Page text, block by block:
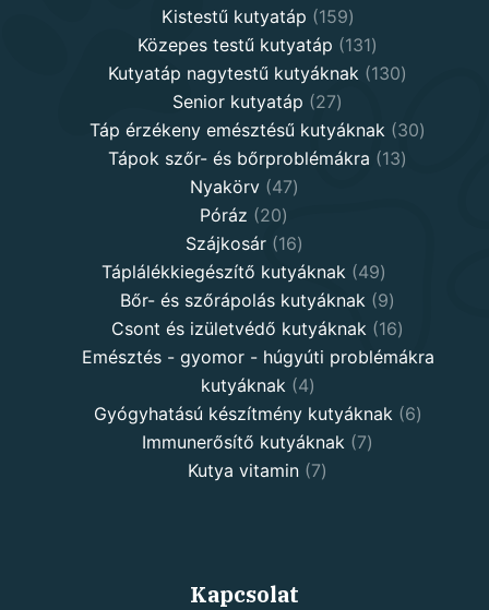
products
Kistestű kutyatáp 159159
products
Közepes testű kutyatáp 131131
products
Kutyatáp nagytestű kutyáknak 130130
Senior kutyatáp 2727
products
Táp érzékeny emésztésű kutyáknak 3030
Tápok szőr- és bőrproblémákra 1313
Nyakörv 4747
Póráz 2020
products
Szájkosár 1616
products
Táplálékkiegészítő kutyáknak 4949
products
Bőr- és szőrápolás kutyáknak 99
products
Csont és izületvédő kutyáknak 1616
products
Emésztés - gyomor - húgyúti problémákra
kutyáknak
44
products
Gyógyhatású készítmény kutyáknak 66
Immunerősítő kutyáknak 77
Kutya vitamin 77
Kapcsolat